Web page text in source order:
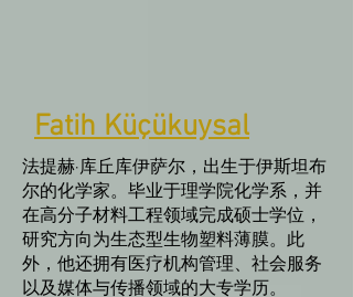
Fatih Küçükuysal
法提赫·库丘库伊萨尔，出生于伊斯坦布
尔的化学家。毕业于理学院化学系，并
在高分子材料工程领域完成硕士学位，
研究方向为生态型生物塑料薄膜。此
外，他还拥有医疗机构管理、社会服务
以及媒体与传播领域的大专学历。